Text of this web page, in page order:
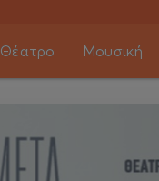
Θέατρο Μουσική